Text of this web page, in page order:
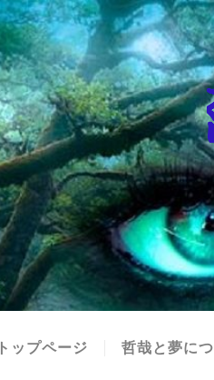
トップページ 哲哉と夢に